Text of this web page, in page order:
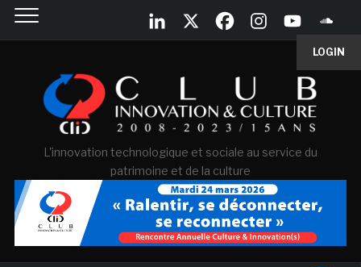
LOGIN
L'innovation technologique et sociale au service du
patrimoine et de la culture